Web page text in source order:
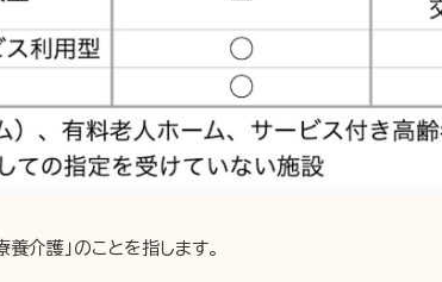
養介護」のことを指します。